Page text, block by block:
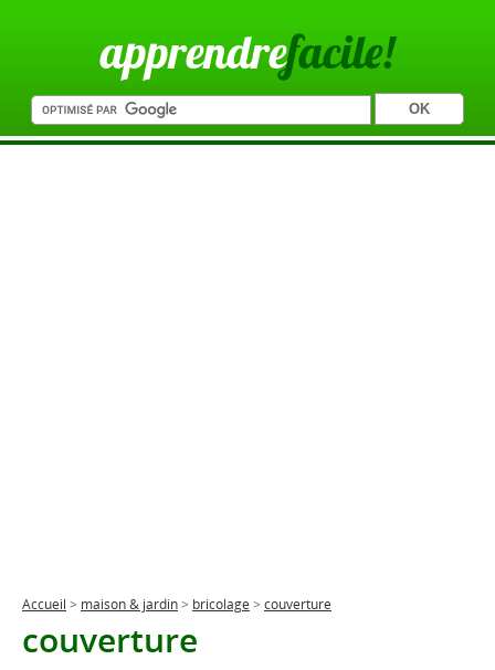
apprendrefacile!
Accueil > maison & jardin> bricolage > couverture
couverture